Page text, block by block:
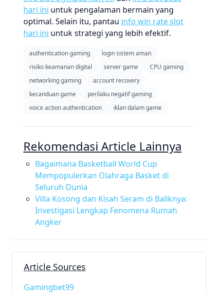
hari ini untuk pengalaman bermain yang
optimal. Selain itu, pantau info win rate slot
hari ini untuk strategi yang lebih efektif.
authentication gaming
login sistem aman
risiko keamanan digital
server game
CPU gaming
networking gaming
account recovery
kecanduan game
perilaku negatif gaming
voice action authentication
iklan dalam game
Rekomendasi Article Lainnya
Bagaimana Basketball World Cup
Mempopulerkan Olahraga Basket di
Seluruh Dunia
Villa Kosong dan Kisah Seram di Baliknya:
Investigasi Lengkap Fenomena Rumah
Angker
Article Sources
Gamingbet99